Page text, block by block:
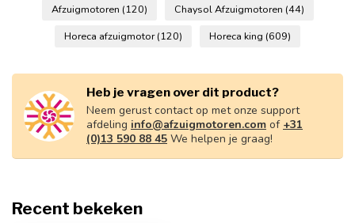
Afzuigmotoren (120) Chaysol Afzuigmotoren (44)
Horeca afzuigmotor(120) Horeca king (609)
Heb je vragen over dit product?
Neem gerust contact op met onze support
afdeling info@afzuigmotoren.com of +31
(0)13 590 88 45 We helpen je graag!
Recent bekeken